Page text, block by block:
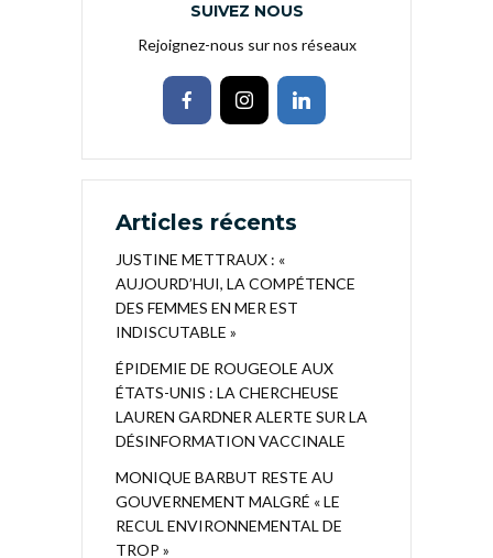
SUIVEZ NOUS
Rejoignez-nous sur nos réseaux
Articles récents
JUSTINE METTRAUX : «
AUJOURD’HUI, LA COMPÉTENCE
DES FEMMES EN MER EST
INDISCUTABLE »
ÉPIDEMIE DE ROUGEOLE AUX
ÉTATS-UNIS : LA CHERCHEUSE
LAUREN GARDNER ALERTE SUR LA
DÉSINFORMATION VACCINALE
MONIQUE BARBUT RESTE AU
GOUVERNEMENT MALGRÉ « LE
RECUL ENVIRONNEMENTAL DE
TROP »